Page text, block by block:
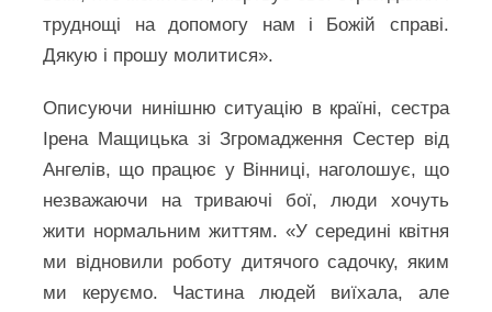
труднощі на допомогу нам і Божій справі.
Дякую і прошу молитися».
Описуючи нинішню ситуацію в країні, сестра
Ірена Мащицька зі Згромадження Сестер від
Ангелів, що працює у Вінниці, наголошує, що
незважаючи на триваючі бої, люди хочуть
жити нормальним життям. «У середині квітня
ми відновили роботу дитячого садочку, яким
ми керуємо. Частина людей виїхала, але